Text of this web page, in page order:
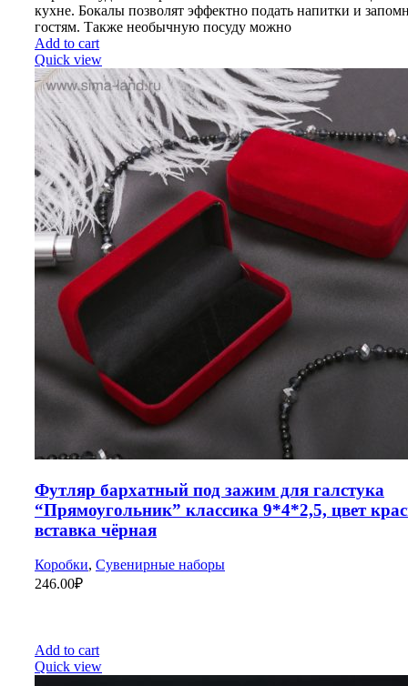
кухне. Бокалы позволят эффектно подать напитки и
гостям. Также необычную посуду можно
Add to cart
Quick view
Футляр бархатный под зажим для галстука
“Прямоугольник” классика 9*4*2,5, цвет
вставка чёрная
Коробки, Сувенирные наборы
246.00₽
Add to cart
Quick view